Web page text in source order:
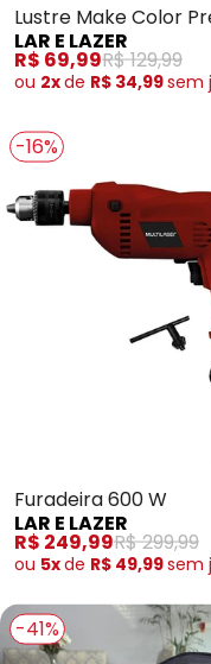
Lustre Make Color
Peça
LAR E LAZER
R$ 69,99R$ 129,99
ou 2xde R$ 34,99sem
-16%
Furadeira 600 W
LAR E LAZER
R$ 249,99R$ 299,99
ou 5xde R$ 49,99sem
-41%